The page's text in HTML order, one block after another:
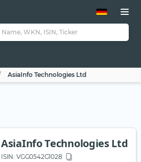
AsiaInfo Technologies Ltd
AsiaInfo Technologies Ltd
ISIN: VGG0542G1028